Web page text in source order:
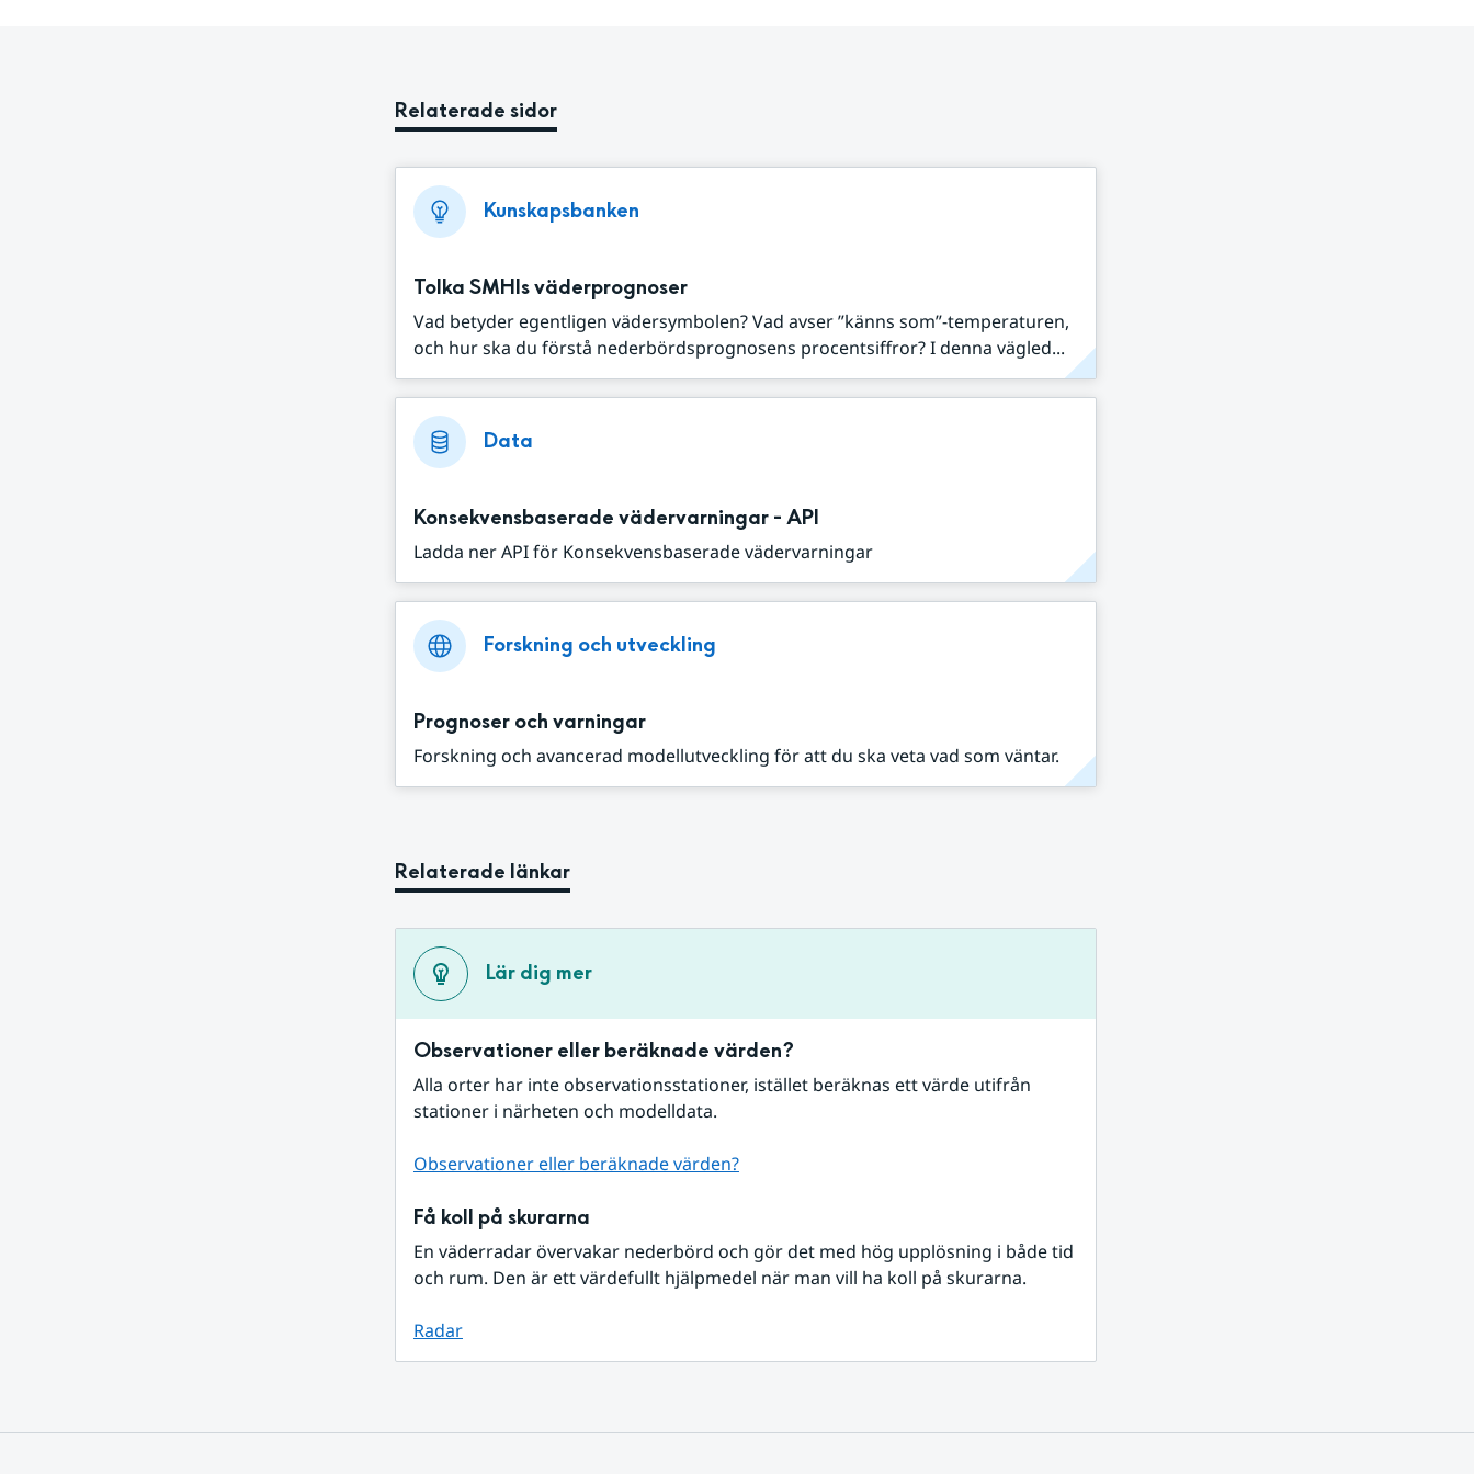
Relaterade sidor
Kunskapsbanken
Tolka SMHIs väderprognoser
Vad betyder egentligen vädersymbolen? Vad avser ”känns som”-temperaturen,
och hur ska du förstå nederbördsprognosens procentsiffror? I denna vägled...
Data
Konsekvensbaserade vädervarningar - API
Ladda ner API för Konsekvensbaserade vädervarningar
Forskning och utveckling
Prognoser och varningar
Forskning och avancerad modellutveckling för att du ska veta vad som väntar.
Relaterade länkar
Lär dig mer
Observationer eller beräknade värden?
Alla orter har inte observationsstationer, istället beräknas ett värde utifrån
stationer i närheten och modelldata.
Observationer eller beräknade värden?
Få koll på skurarna
En väderradar övervakar nederbörd och gör det med hög upplösning i både tid
och rum. Den är ett värdefullt hjälpmedel när man vill ha koll på skurarna.
Radar